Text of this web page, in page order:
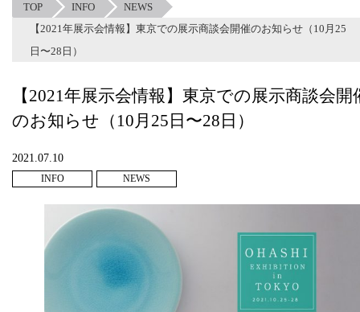
TOP INFO
NEWS
【2021年展示会情報】東京での展示商談会開催のお知らせ（10月25
日〜28日）
【2021年展示会情報】東京での展示商談会開
のお知らせ（10月25日〜28日）
2021.07.10
INFO NEWS